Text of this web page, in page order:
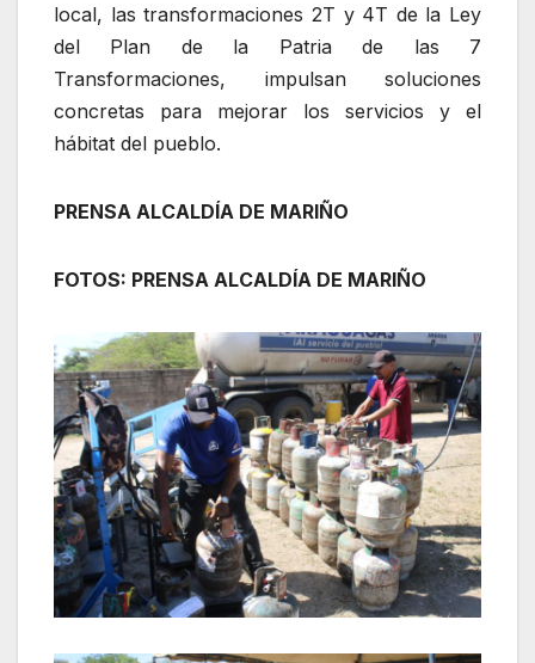
local, las transformaciones 2T y 4T de la Ley
del Plan de la Patria de las 7
Transformaciones, impulsan soluciones
concretas para mejorar los servicios y el
hábitat del pueblo.
PRENSA ALCALDÍA DE MARIÑO
FOTOS: PRENSA ALCALDÍA DE MARIÑO